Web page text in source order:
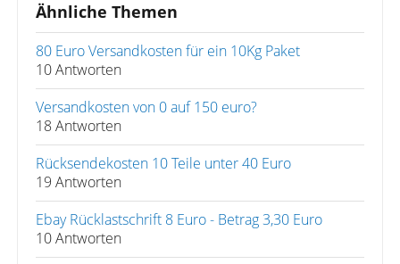
Ähnliche Themen
80 Euro Versandkosten für ein 10Kg Paket
10 Antworten
Versandkosten von 0 auf 150 euro?
18 Antworten
Rücksendekosten 10 Teile unter 40 Euro
19 Antworten
Ebay Rücklastschrift 8 Euro - Betrag 3,30 Euro
10 Antworten